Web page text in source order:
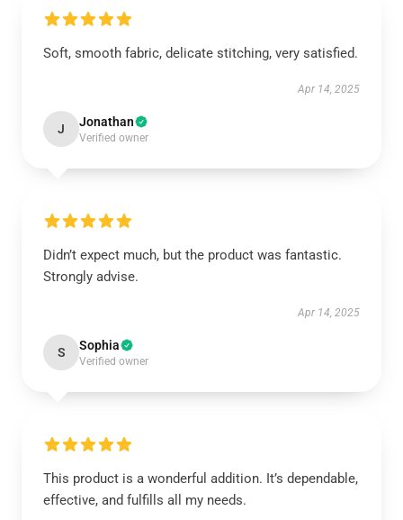
Soft, smooth fabric, delicate stitching, very satisfied.
Apr 14, 2025
J Jonathan
Verified owner
Didn’t expect much, but the product was fantastic.
Strongly advise.
Apr 14, 2025
S Sophia
Verified owner
This product is a wonderful addition. It’s dependable,
effective, and fulfills all my needs.